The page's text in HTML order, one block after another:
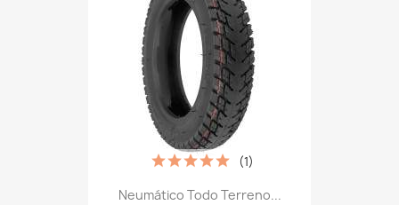
Neumático Todo Terreno...
(1)